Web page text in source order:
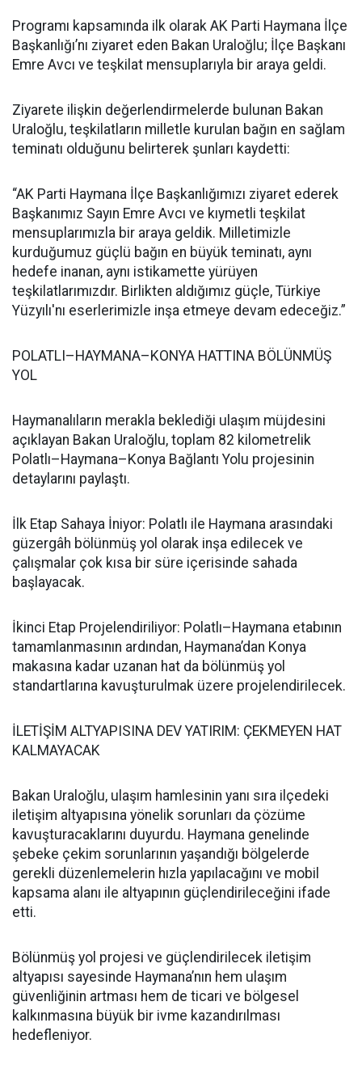
Programı kapsamında ilk olarak AK Parti Haymana İlçe
Başkanlığı’nı ziyaret eden Bakan Uraloğlu; İlçe Başkanı
Emre Avcı ve teşkilat mensuplarıyla bir araya geldi.
Ziyarete ilişkin değerlendirmelerde bulunan Bakan
Uraloğlu, teşkilatların milletle kurulan bağın en sağlam
teminatı olduğunu belirterek şunları kaydetti:
“AK Parti Haymana İlçe Başkanlığımızı ziyaret ederek
Başkanımız Sayın Emre Avcı ve kıymetli teşkilat
mensuplarımızla bir araya geldik. Milletimizle
kurduğumuz güçlü bağın en büyük teminatı, aynı
hedefe inanan, aynı istikamette yürüyen
teşkilatlarımızdır. Birlikten aldığımız güçle, Türkiye
Yüzyılı'nı eserlerimizle inşa etmeye devam edeceğiz.”
POLATLI–HAYMANA–KONYA HATTINA BÖLÜNMÜŞ
YOL
Haymanalıların merakla beklediği ulaşım müjdesini
açıklayan Bakan Uraloğlu, toplam 82 kilometrelik
Polatlı–Haymana–Konya Bağlantı Yolu projesinin
detaylarını paylaştı.
İlk Etap Sahaya İniyor: Polatlı ile Haymana arasındaki
güzergâh bölünmüş yol olarak inşa edilecek ve
çalışmalar çok kısa bir süre içerisinde sahada
başlayacak.
İkinci Etap Projelendiriliyor: Polatlı–Haymana etabının
tamamlanmasının ardından, Haymana’dan Konya
makasına kadar uzanan hat da bölünmüş yol
standartlarına kavuşturulmak üzere projelendirilecek.
İLETİŞİM ALTYAPISINA DEV YATIRIM: ÇEKMEYEN HAT
KALMAYACAK
Bakan Uraloğlu, ulaşım hamlesinin yanı sıra ilçedeki
iletişim altyapısına yönelik sorunları da çözüme
kavuşturacaklarını duyurdu. Haymana genelinde
şebeke çekim sorunlarının yaşandığı bölgelerde
gerekli düzenlemelerin hızla yapılacağını ve mobil
kapsama alanı ile altyapının güçlendirileceğini ifade
etti.
Bölünmüş yol projesi ve güçlendirilecek iletişim
altyapısı sayesinde Haymana’nın hem ulaşım
güvenliğinin artması hem de ticari ve bölgesel
kalkınmasına büyük bir ivme kazandırılması
hedefleniyor.